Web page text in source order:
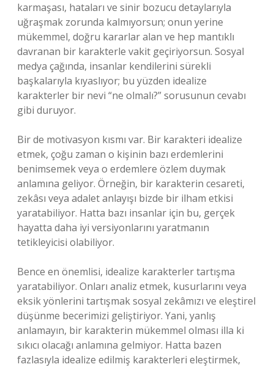
karmaşası, hataları ve sinir bozucu detaylarıyla
uğraşmak zorunda kalmıyorsun; onun yerine
mükemmel, doğru kararlar alan ve hep mantıklı
davranan bir karakterle vakit geçiriyorsun. Sosyal
medya çağında, insanlar kendilerini sürekli
başkalarıyla kıyaslıyor; bu yüzden idealize
karakterler bir nevi “ne olmalı?” sorusunun cevabı
gibi duruyor.
Bir de motivasyon kısmı var. Bir karakteri idealize
etmek, çoğu zaman o kişinin bazı erdemlerini
benimsemek veya o erdemlere özlem duymak
anlamına geliyor. Örneğin, bir karakterin cesareti,
zekâsı veya adalet anlayışı bizde bir ilham etkisi
yaratabiliyor. Hatta bazı insanlar için bu, gerçek
hayatta daha iyi versiyonlarını yaratmanın
tetikleyicisi olabiliyor.
Bence en önemlisi, idealize karakterler tartışma
yaratabiliyor. Onları analiz etmek, kusurlarını veya
eksik yönlerini tartışmak sosyal zekâmızı ve eleştirel
düşünme becerimizi geliştiriyor. Yani, yanlış
anlamayın, bir karakterin mükemmel olması illa ki
sıkıcı olacağı anlamına gelmiyor. Hatta bazen
fazlasıyla idealize edilmiş karakterleri eleştirmek,